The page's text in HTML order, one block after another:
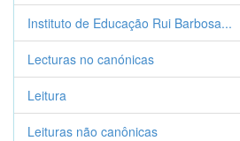
Instituto de Educação Rui Barbosa...
Lecturas no canónicas
Leitura
Leituras não canônicas